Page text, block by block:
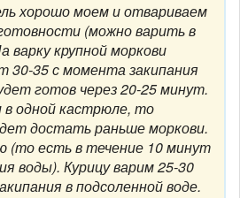
хорошо моем и отвариваем
(можно варить в
варку крупной моркови
30-35 с момента закипания
готов через 20-25 минут.
одной кастрюле, то
достать раньше моркови.
(то есть в течение 10 минут
воды). Курицу варим 25-30
в подсоленной воде.